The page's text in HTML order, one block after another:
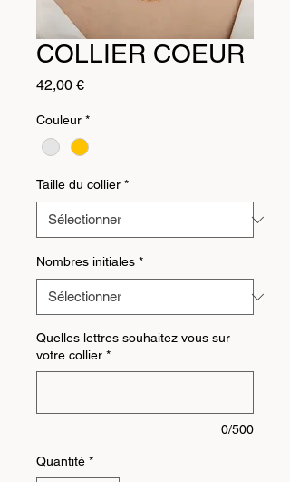
COLLIER COEUR
42,00 €Prix
Couleur *
Taille du collier *
Nombres initiales *
Quelles lettres souhaitez vous sur
votre collier *
0/500
Quantité *